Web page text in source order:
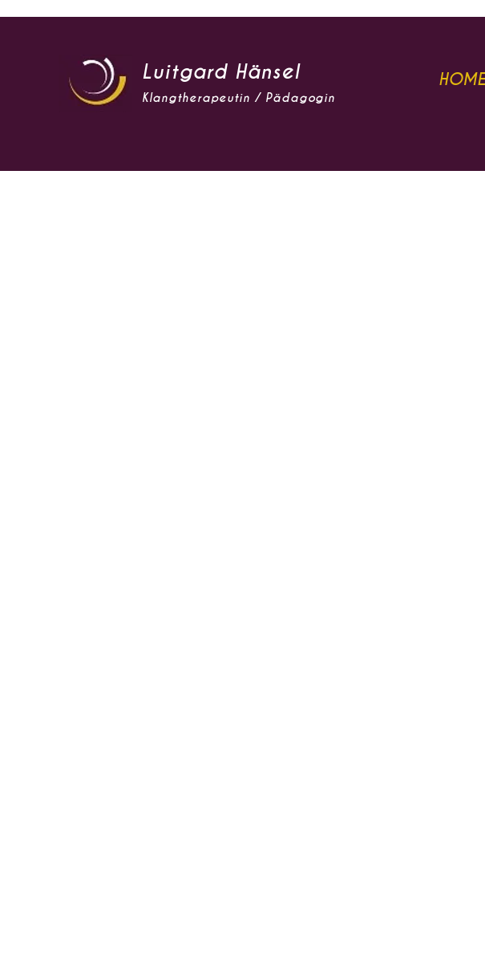
Luitgard Hänsel
Klangtherapeutin / Pädagogin
HOME